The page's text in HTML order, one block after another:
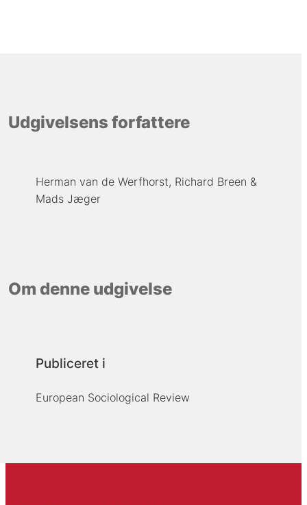
Udgivelsens forfattere
Herman van de Werfhorst Richard Breen
Mads Jæger
Om denne udgivelse
Publiceret i
European Sociological Review